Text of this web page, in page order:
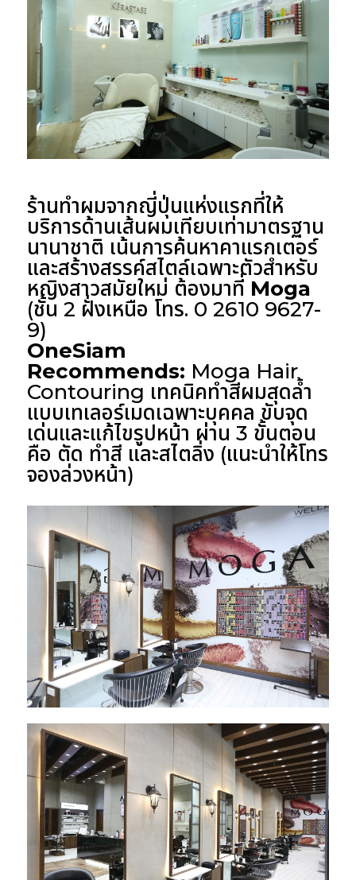
ร้านทำผมจากญี่ปุ่นแห่งแรกที่ให้
บริการด้านเส้นผมเทียบเท่ามาตรฐาน
นานาชาติ เน้นการค้นหาคาแรกเตอร์
และสร้างสรรค์สไตล์เฉพาะตัวสำหรับ
หญิงสาวสมัยใหม่ ต้องมาที่ Moga
(ชั้น 2 ฝั่งเหนือ โทร. 0 2610 9627-
9)
OneSiam
Recommends: Moga Hair
Contouring เทคนิคทำสีผมสุดล้ำ
แบบเทเลอร์เมดเฉพาะบุคคล ขับจุด
เด่นและแก้ไขรูปหน้า ผ่าน 3 ขั้นตอน
คือ ตัด ทำสี และสไตลิ่ง (แนะนำให้โทร
จองล่วงหน้า)